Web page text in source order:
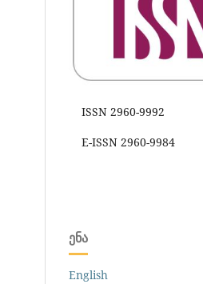
ISSN 2960-9992
E-ISSN 2960-9984
ᲔᲜᲐ
English